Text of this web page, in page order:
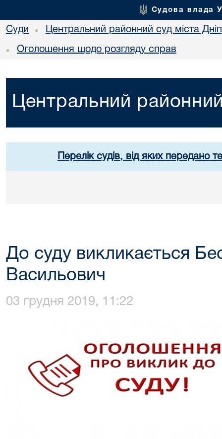
Судова влада
Суди • Центральний районний суд міста
• Оголошення щодо розгляду справ
Центральний
Перелік судів, від яких передано
До суду викликається
Васильович
03 грудня 2019, 11:22